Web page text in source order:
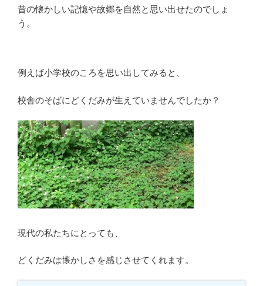
昔の懐かしい記憶や故郷を自然と思い出せたのでしょ
う。
例えば小学校のころを思い出してみると、
校舎のそばにどくだみが生えていませんでしたか？
現代の私たちにとっても、
どくだみは懐かしさを感じさせてくれます。